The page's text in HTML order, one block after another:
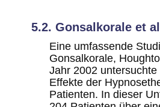
5.2. Gonsalkorale et
Eine umfassende
Gonsalkorale,
Jahr 2002
Effekte der
Patienten. In dieser